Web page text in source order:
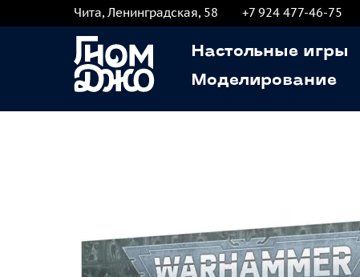
Чита, Ленинградская, 58 +7 924 477-46-75
Настольные игры
Моделирование